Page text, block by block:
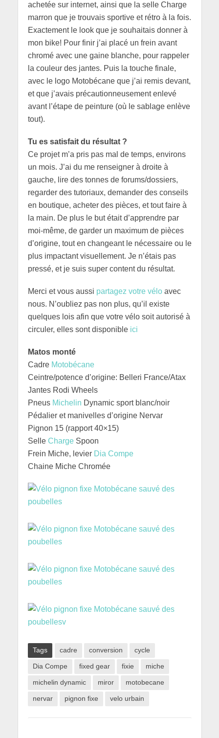
achetée sur internet, ainsi que la selle Charge
marron que je trouvais sportive et rétro à la fois.
Exactement le look que je souhaitais donner à
mon bike! Pour finir j’ai placé un frein avant
chromé avec une gaine blanche, pour rappeler
la couleur des jantes. Puis la touche finale,
avec le logo Motobécane que j’ai remis devant,
et que j’avais précautionneusement enlevé
avant l’étape de peinture (où le sablage enlève
tout).
Tu es satisfait du résultat ?
Ce projet m’a pris pas mal de temps, environs
un mois. J’ai du me renseigner à droite à
gauche, lire des tonnes de forums/dossiers,
regarder des tutoriaux, demander des conseils
en boutique, acheter des pièces, et tout faire à
la main. De plus le but était d’apprendre par
moi-même, de garder un maximum de pièces
d’origine, tout en changeant le nécessaire ou le
plus impactant visuellement. Je n’étais pas
pressé, et je suis super content du résultat.
Merci et vous aussi partagez votre véloavec
nous. N’oubliez pas non plus, qu’il existe
quelques lois afin que votre vélo soit autorisé à
circuler, elles sont disponible ici
Matos monté
Cadre Motobécane
Ceintre/potence d’origine: Belleri France/Atax
Jantes Rodi Wheels
Pneus Michelin Dynamic sport blanc/noir
Pédalier et manivelles d’origine Nervar
Pignon 15 (rapport 40×15)
Selle Charge Spoon
Frein Miche, levier Dia Compe
Chaine Miche Chromée
Tags cadre conversion cycle
Dia Compe fixed gear fixie miche
michelin dynamic miror motobecane
nervar pignon fixe velo urbain